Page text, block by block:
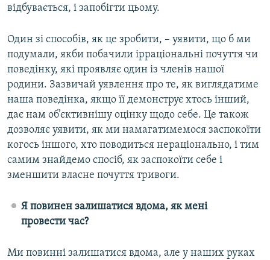
відбувається, і запобігти цьому.
Один зі способів, як це зробити, – уявити, що б ми
подумали, якби побачили ірраціональні почуття чи
поведінку, які проявляє один із членів нашої
родини. Зазвичай уявлення про те, як виглядатиме
наша поведінка, якщо її демонструє хтось інший,
дає нам об’єктивнішу оцінку щодо себе. Це також
дозволяє уявити, як ми намагатимемося заспокоїти
когось іншого, хто поводиться нераціонально, і тим
самим знайдемо спосіб, як заспокоїти себе і
зменшити власне почуття тривоги.
Я повинен залишатися вдома, як мені
провести час?
Ми повинні залишатися вдома, але у наших руках